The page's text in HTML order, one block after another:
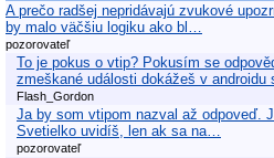
A prečo radšej nepridávajú zvukové
by malo väčšiu logiku ako bl…
pozorovateľ
To je pokus o vtip? Pokusím se
zmeškané události dokážeš v androidu
Flash_Gordon
Ja by som vtipom nazval až odpoveď.
Svetielko uvidíš, len ak sa na…
pozorovateľ